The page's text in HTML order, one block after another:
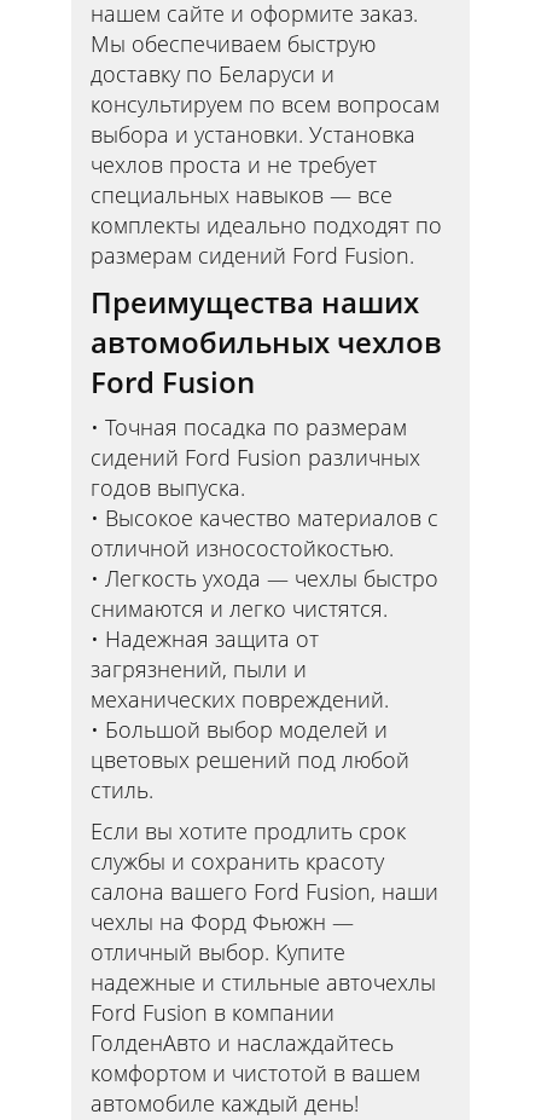
нашем сайте и оформите заказ.
Мы обеспечиваем быструю
доставку по Беларуси и
консультируем по всем вопросам
выбора и установки. Установка
чехлов проста и не требует
специальных навыков — все
комплекты идеально подходят по
размерам сидений Ford Fusion.
Преимущества наших
автомобильных чехлов
Ford Fusion
Точная посадка по размерам
сидений Ford Fusion различных
годов выпуска.
Высокое качество материалов с
отличной износостойкостью.
Легкость ухода — чехлы быстро
снимаются и легко чистятся.
Надежная защита от
загрязнений, пыли и
механических повреждений.
Большой выбор моделей и
цветовых решений под любой
стиль.
Если вы хотите продлить срок
службы и сохранить красоту
салона вашего Ford Fusion, наши
чехлы на Форд Фьюжн —
отличный выбор. Купите
надежные и стильные авточехлы
Ford Fusion в компании
ГолденАвто и наслаждайтесь
комфортом и чистотой в вашем
автомобиле каждый день!